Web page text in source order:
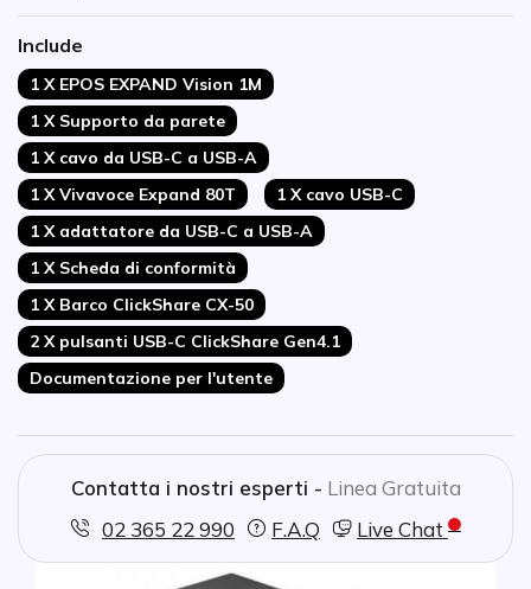
Completo supportoBYOD
2 pulsanti ClickShare USB-C Gen 4.1
Dispositivi mobili collegabili via
Conferenza multidispositivo con la semplice pressione di un
pulsante
Compatibile con tutti i softphone
Include
1 X EPOS EXPAND Vision 1M
1 X Supporto da parete
1 X cavo da USB-C a USB-A
1 X Vivavoce Expand 80T
1 X cavo USB-C
1 X adattatore da USB-C a USB-A
1 X Scheda di conformità
1 X Barco ClickShare CX-50
2 X pulsanti USB-C ClickShare Gen4.1
Documentazione per l'utente
Contatta i nostri esperti - Linea Gratuita
02 365 22 990
F.A.Q Live Chat
Vai alla fine della galleria di immagini